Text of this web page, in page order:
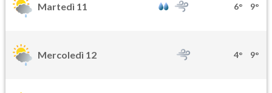
Martedì 11 6° 9°
Mercoledì 12 4° 9°